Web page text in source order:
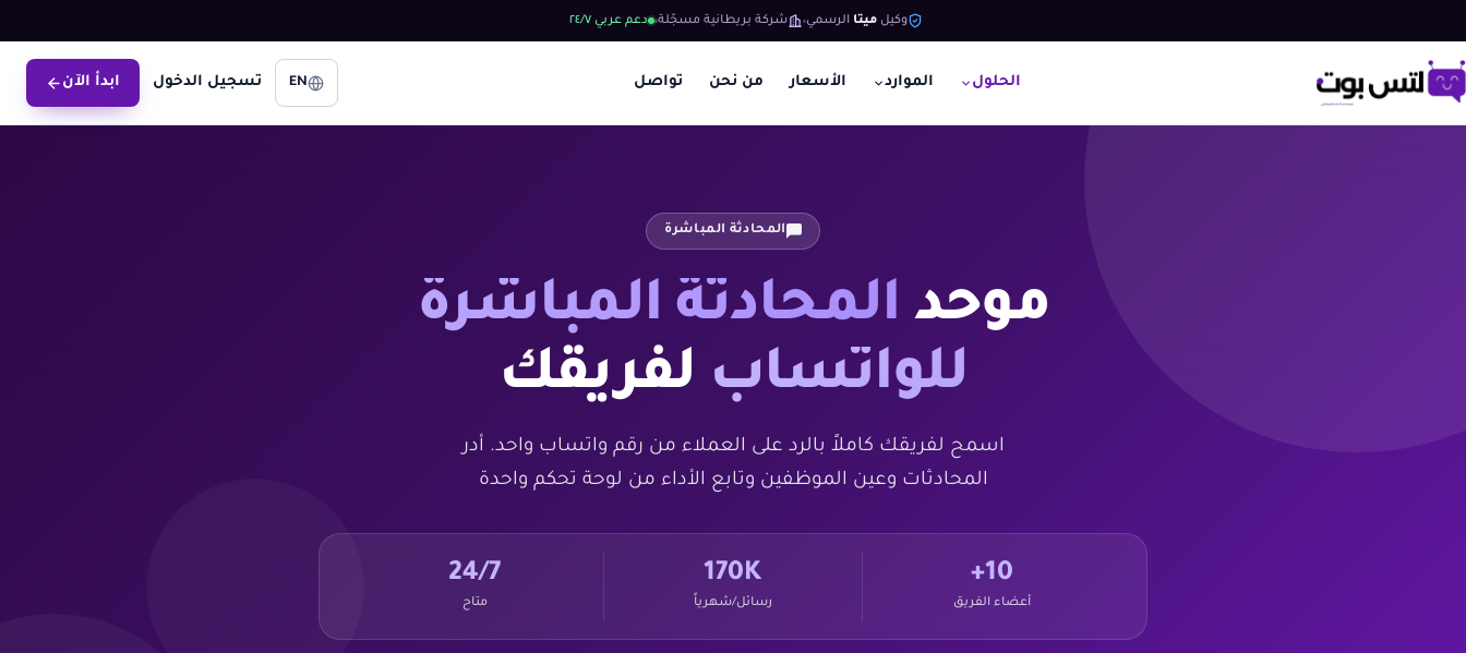
وكيل ميتا الرسمي شركة بريطانية مسجّلة دعم عربي ٢٤/٧
الحلول الموارد الأسعار من نحن تواصل EN تسجيل الدخول ابدأ الآن
المحادثة المباشرة
موحد المحادثة المباشرة
للواتساب لفريقك
اسمح لفريقك كاملاً بالرد على العملاء من رقم واتساب واحد. أدر
المحادثات وعين الموظفين وتابع الأداء من لوحة تحكم واحدة
10+
أعضاء الفريق
170K
رسائل/شهرياً
24/7
متاح